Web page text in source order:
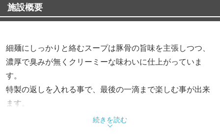
施設概要
細麺にしっかりと絡むスープは豚骨の旨味を主張しつつ、
濃厚で臭みが無くクリーミーな味わいに仕上がっていま
す。
特製の返しを入れる事で、最後の一滴まで楽しむ事が出来
ます。
続きを読む